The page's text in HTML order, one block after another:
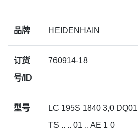
品牌 HEIDENHAIN
订货
号/ID
760914-18
型号
LC 195S 1840 3,0
TS .. .. 01 .. AE 1 0